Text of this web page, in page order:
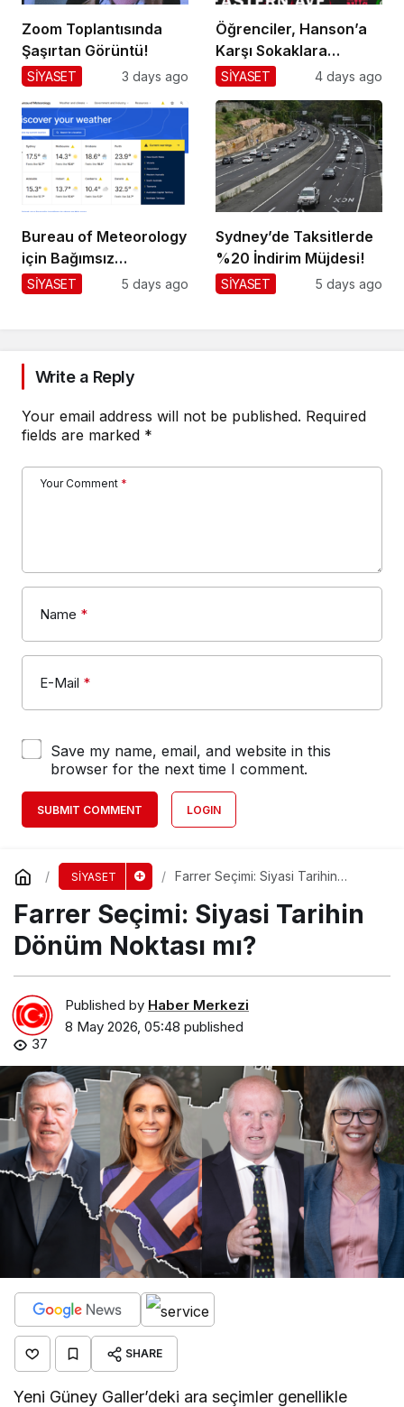
Zoom Toplantısında
Şaşırtan Görüntü!
SİYASET 3 days ago
Öğrenciler, Hanson’a
Karşı Sokaklara
Dökülüyor!
SİYASET 4 days ago
Bureau of Meteorology
için Bağımsız
Değerlendirme!
SİYASET 5 days ago
Sydney’de Taksitlerde
%20 İndirim Müjdesi!
SİYASET 5 days ago
Write a Reply
Your email address will not be published. Required
fields are marked *
Your Comment *
Name *
E-Mail *
Save my name, email, and website in this
browser for the next time I comment.
SUBMIT COMMENT LOGIN
SİYASET
Farrer Seçimi: Siyasi Tarihin
Farrer Seçimi: Siyasi Tarihin
Dönüm Noktası mı?
Published by Haber Merkezi
8 May 2026, 05:48 published
37
SHARE
Yeni Güney Galler’deki ara seçimler genellikle